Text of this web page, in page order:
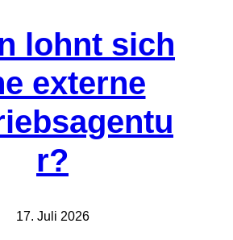
lohnt sich
externe
r?
17. Juli 2026